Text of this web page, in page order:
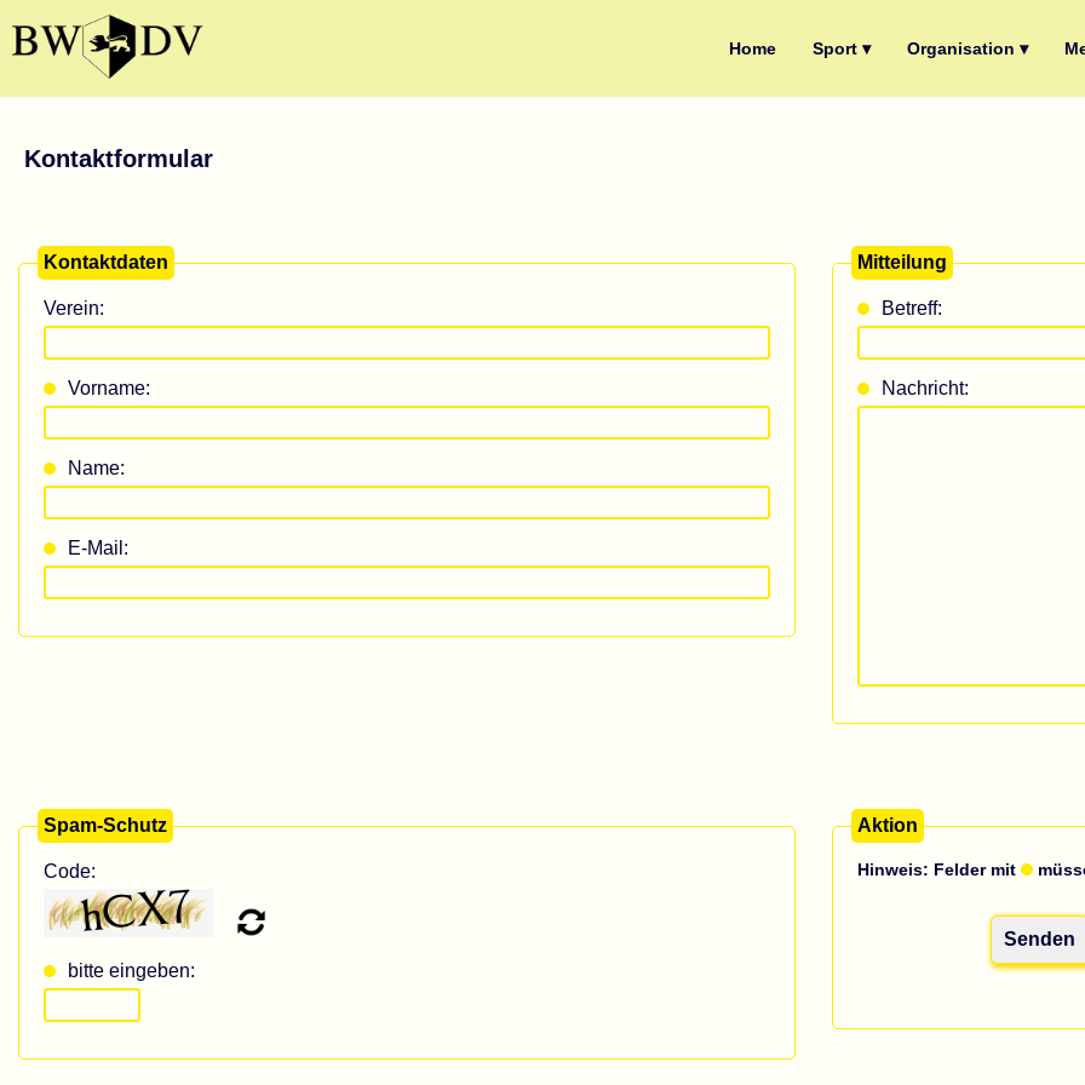
Home Sport ▾ Organisation ▾
Kontaktformular
Kontaktdaten
Verein:
Vorname:
Name:
E-Mail:
Mitteilung
Betreff:
Nachricht:
Spam-Schutz
Code:
bitte eingeben:
Aktion
Hinweis: Felder mit
Senden